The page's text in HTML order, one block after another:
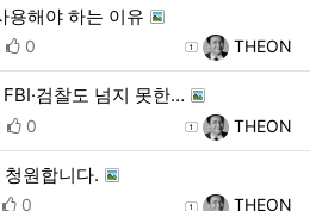
용해야 하는 이유
등록자 THEON
추천
0
검찰도 넘지 못한…
등록자 THEON
추천
0
원합니다.
등록자 THEON
추천
0